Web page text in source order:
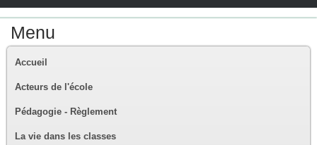
Menu
Accueil
Acteurs de l'école
Pédagogie - Règlement
La vie dans les classes